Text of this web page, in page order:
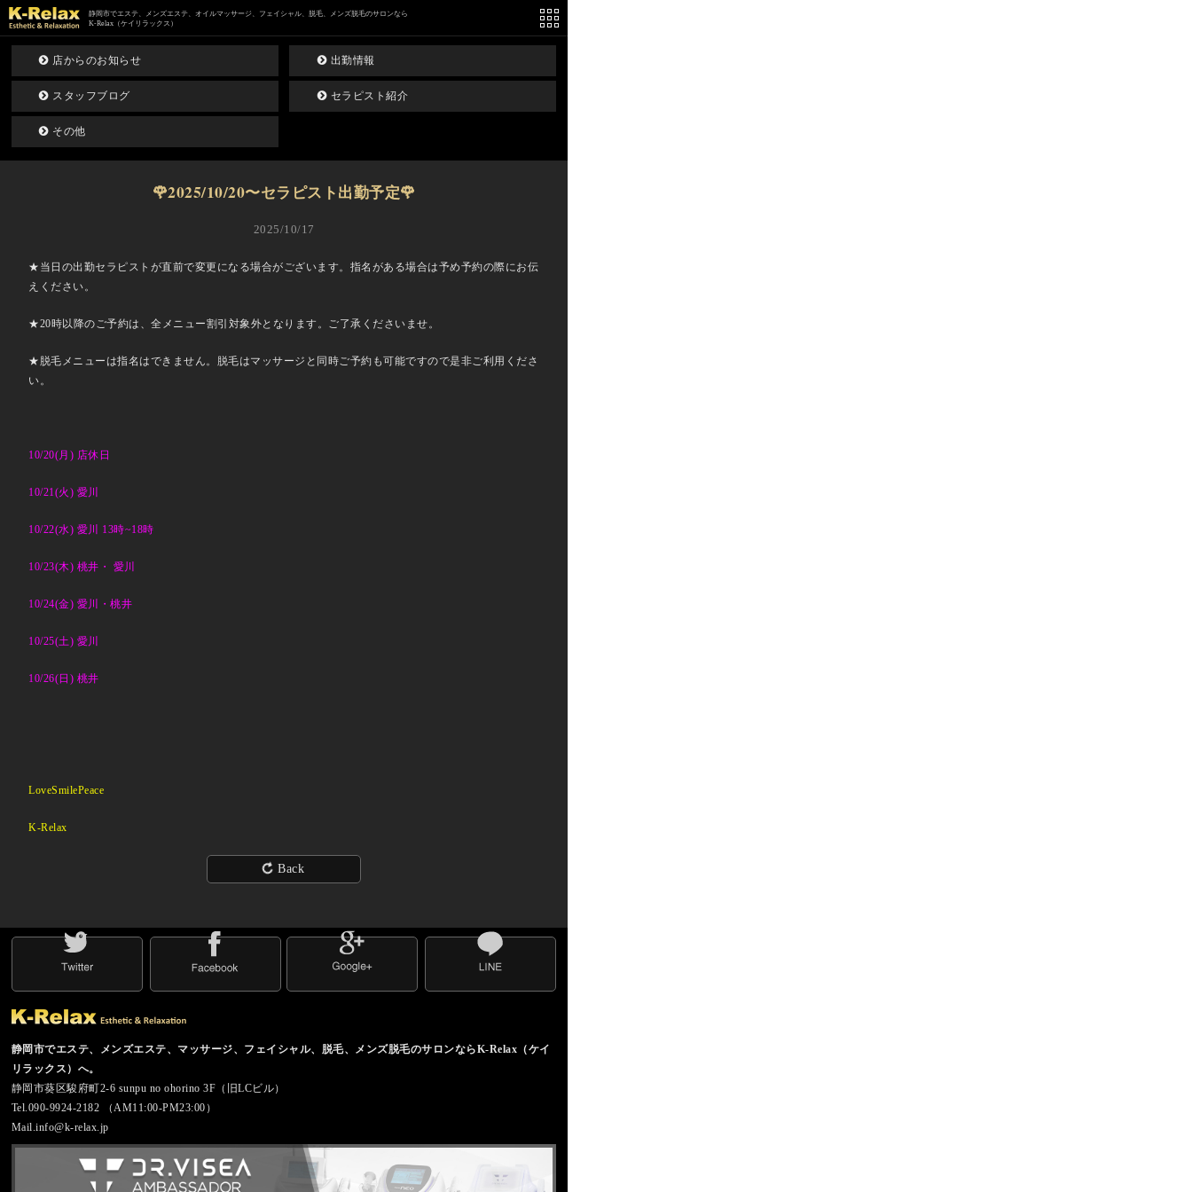
静岡市でエステ、メンズエステ、オイルマッサージ、フェイシャル、脱毛、メンズ脱毛のサロンなら
K-Relax（ケイリラックス）
店からのお知らせ 出勤情報
スタッフブログ セラピスト紹介
その他
🌹2025/10/20〜セラピスト出勤予定🌹
2025/10/17
‎★当日の出勤セラピストが直前で変更になる場合がございます。指名がある場合は予め予約の際にお伝
えください。
★20時以降のご予約は、全メニュー割引対象外となります。ご了承くださいませ。
★脱毛メニューは指名はできません。脱毛はマッサージと同時ご予約も可能ですので是非ご利用くださ
い。
10/20(月) 店休日
10/21(火) 愛川
10/22(水) 愛川 13時~18時
10/23(木) 桃井・ 愛川
10/24(金) 愛川・桃井
10/25(土) 愛川
10/26(日) 桃井
LoveSmilePeace
K-Relax
Back
静岡市でエステ、メンズエステ、マッサージ、フェイシャル、脱毛、メンズ脱毛のサロンならK-Relax（ケイ
リラックス）へ。
静岡市葵区駿府町2-6 sunpu no ohorino 3F（旧LCビル）
Tel.090-9924-2182 （AM11:00-PM23:00）
Mail.info@k-relax.jp